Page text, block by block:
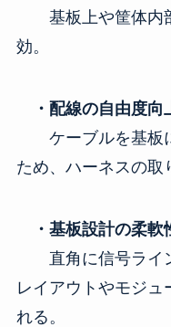
基板上や筐体内
効。
・配線の自由度向
ケーブルを基板
ため、ハーネスの取
・基板設計の柔軟
直角に信号ライ
レイアウトやモジュ
れる。